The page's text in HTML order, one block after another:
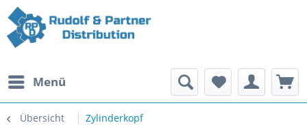
Menü
Übersicht Zylinderkopf